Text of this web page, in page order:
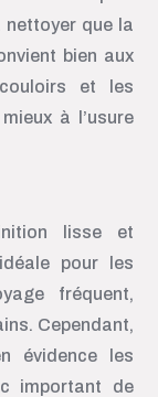
que la
bien aux
et les
à l’usure
lisse et
pour les
fréquent,
Cependant,
évidence les
important de